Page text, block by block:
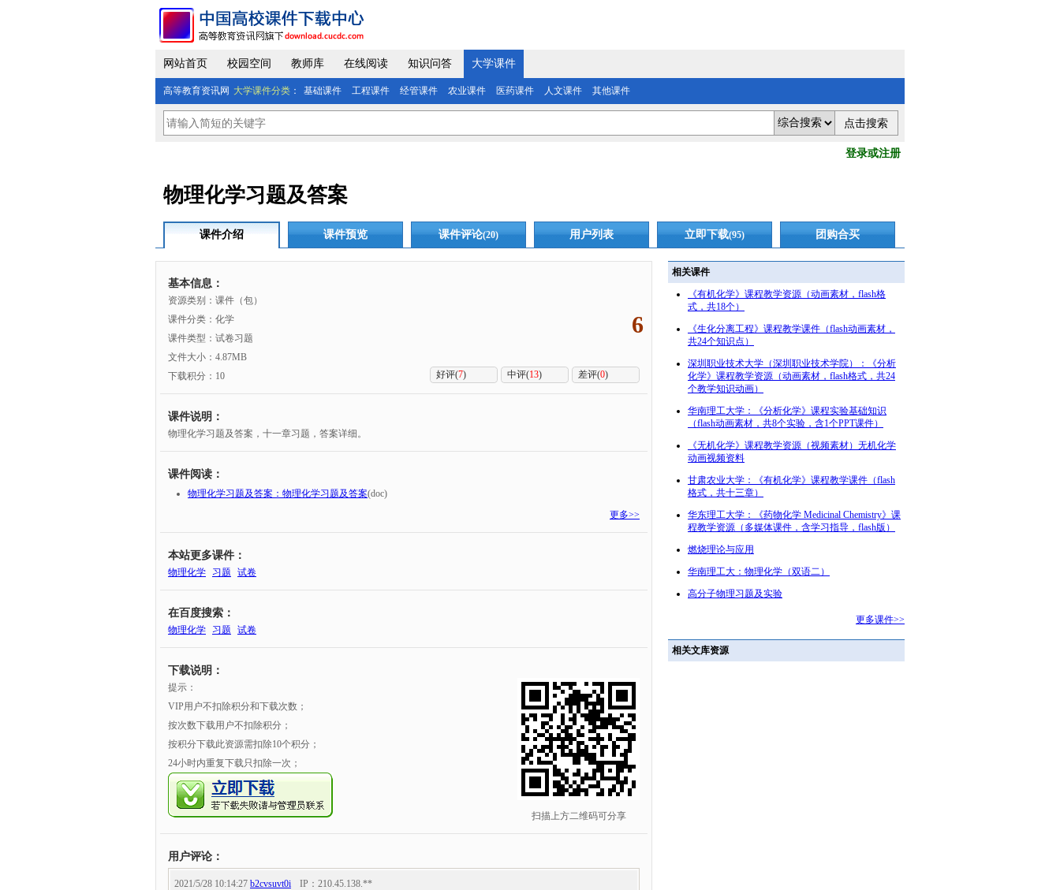
网站首页 校园空间 教师库 在线阅读 知识问答 大学课件
高等教育资讯网 大学课件分类 ： 基础课件 工程课件 经管课件 农业课件 医药课件 人文课件 其他课件
登录或注册
物理化学习题及答案
课件介绍 课件预览 课件评论(20) 用户列表 立即下载(95) 团购合买
6
基本信息：
资源类别：课件（包）
课件分类：化学
课件类型：试卷习题
文件大小：4.87MB
差评(0)
中评(13)
好评(7)
下载积分：10
课件说明：
物理化学习题及答案，十一章习题，答案详细。
课件阅读：
物理化学习题及答案：物理化学习题及答案(doc)
更多>>
本站更多课件：
物理化学 习题 试卷
在百度搜索：
物理化学 习题 试卷
下载说明：
扫描上方二维码可分享
提示：
VIP用户不扣除积分和下载次数；
按次数下载用户不扣除积分；
按积分下载此资源需扣除10个积分；
24小时内重复下载只扣除一次；
用户评论：
2021/5/28 10:14:27 b2cvsuvt0i IP： 210.45.138.**
相关课件
《有机化学》课程教学资源（动画素材，flash格
式，共18个）
《生化分离工程》课程教学课件（flash动画素材，
共24个知识点）
深圳职业技术大学（深圳职业技术学院）：《分析
化学》课程教学资源（动画素材，flash格式，共24
个教学知识动画）
华南理工大学：《分析化学》课程实验基础知识
（flash动画素材，共8个实验，含1个PPT课件）
《无机化学》课程教学资源（视频素材）无机化学
动画视频资料
甘肃农业大学：《有机化学》课程教学课件（flash
格式，共十三章）
华东理工大学：《药物化学 Medicinal Chemistry》课
程教学资源（多媒体课件，含学习指导，flash版）
燃烧理论与应用
华南理工大：物理化学（双语二）
高分子物理习题及实验
更多课件>>
相关文库资源